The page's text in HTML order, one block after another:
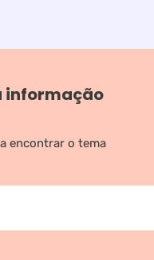
informação
encontrar o tema